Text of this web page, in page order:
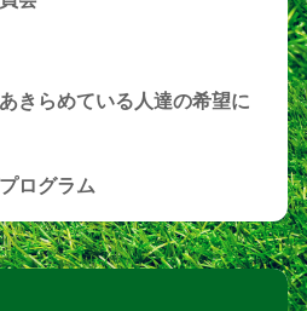
きらめている人達の希望に
ログラム